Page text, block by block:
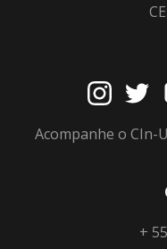
Acompanhe o CIn-
+